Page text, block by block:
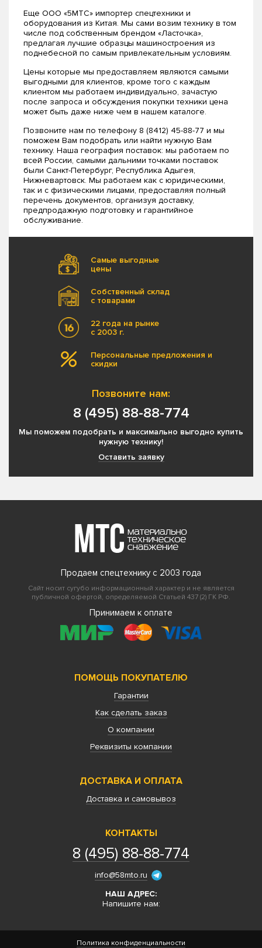
Еще ООО «5МТС» импортер спецтехники и
оборудования из Китая. Мы сами возим технику в том
числе под собственным брендом «Ласточка»,
предлагая лучшие образцы машиностроения из
поднебесной по самым привлекательным условиям.
Цены которые мы предоставляем являются самыми
выгодными для клиентов, кроме того с каждым
клиентом мы работаем индивидуально, зачастую
после запроса и обсуждения покупки техники цена
может быть даже ниже чем в нашем каталоге.
Позвоните нам по телефону 8 (8412) 45-88-77 и мы
поможем Вам подобрать или найти нужную Вам
технику. Наша география поставок: мы работаем по
всей России, самыми дальними точками поставок
были Санкт-Петербург, Республика Адыгея,
Нижневартовск. Мы работаем как с юридическими,
так и с физическими лицами, предоставляя полный
перечень документов, организуя доставку,
предпродажную подготовку и гарантийное
обслуживание.
Самые выгодные
цены
Собственный склад
с товарами
22 года на рынке
с 2003 г.
Персональные предложения и
скидки
Позвоните нам:
8 (495) 88-88-774
Мы поможем подобрать и максимально выгодно купить
нужную технику!
Оставить заявку
Продаем спецтехнику с 2003 года
Сайт носит сугубо информационный характер и не является
публичной офертой, определяемой Статьей 437 (2) ГК РФ.
Принимаем к оплате
ПОМОЩЬ ПОКУПАТЕЛЮ
Гарантии
Как сделать заказ
О компании
Реквизиты компании
ДОСТАВКА И ОПЛАТА
Доставка и самовывоз
КОНТАКТЫ
8 (495) 88-88-774
info@58mto.ru
НАШ АДРЕС:
Напишите нам:
Политика конфиденциальности